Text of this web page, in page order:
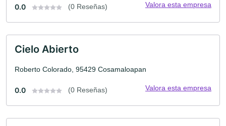
0.0 (0 Reseñas) Valora esta empresa
Cielo Abierto
Roberto Colorado, 95429 Cosamaloapan
0.0 (0 Reseñas) Valora esta empresa